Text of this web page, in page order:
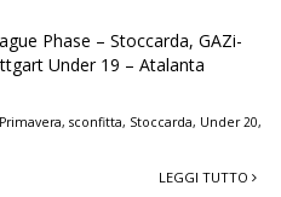
Phase – Stoccarda, GAZi-
Under 19 – Atalanta
Primavera, sconfitta, Stoccarda, Under 20,
LEGGI TUTTO